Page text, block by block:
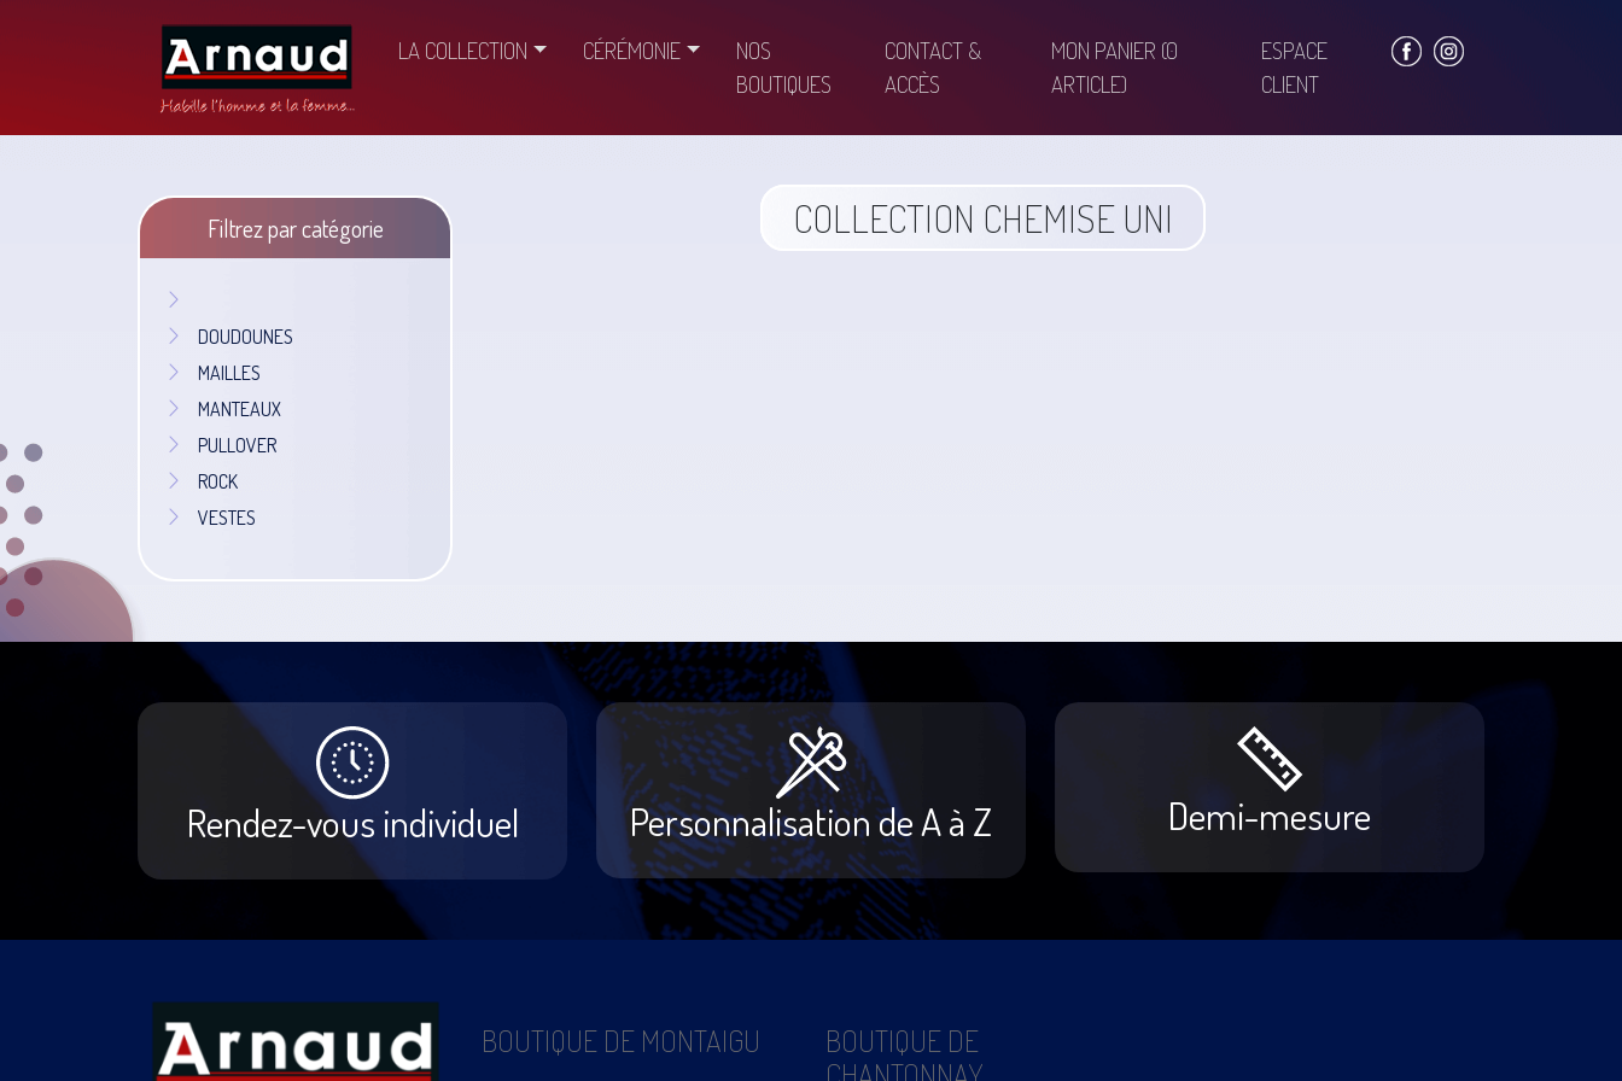
LA COLLECTION CÉRÉMONIE
NOS
BOUTIQUES
CONTACT &
ACCÈS
MON PANIER (0
ARTICLE)
ESPACE
CLIENT
Filtrez par catégorie
DOUDOUNES
MAILLES
MANTEAUX
PULLOVER
ROCK
VESTES
COLLECTION CHEMISE UNI
Rendez-vous individuel Personnalisation de A à Z Demi-mesure
BOUTIQUE DE MONTAIGU
BOUTIQUE DE